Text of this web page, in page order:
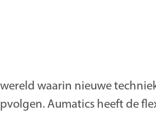
waarin nieuwe
Aumatics heeft de